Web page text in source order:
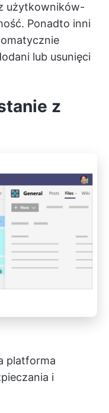
użytkowników-
Ponadto inni
lub usunięci
z
platforma
i